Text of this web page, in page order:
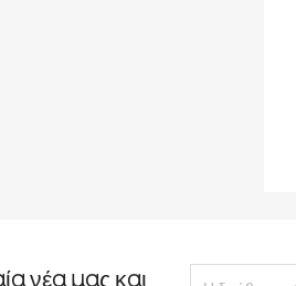
νέα μας και